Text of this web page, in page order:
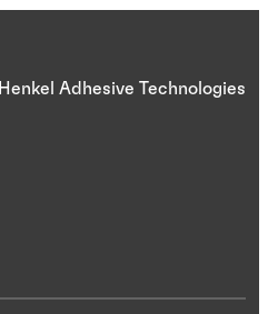
Henkel Adhesive Technologies